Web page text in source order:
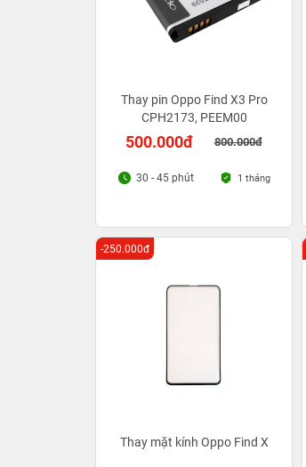
Thay pin Oppo Find X3 Pro
CPH2173, PEEM00
500.000đ 800.000đ
30 - 45 phút 1 tháng
Thay mặt kính Oppo Find X
-250.000đ